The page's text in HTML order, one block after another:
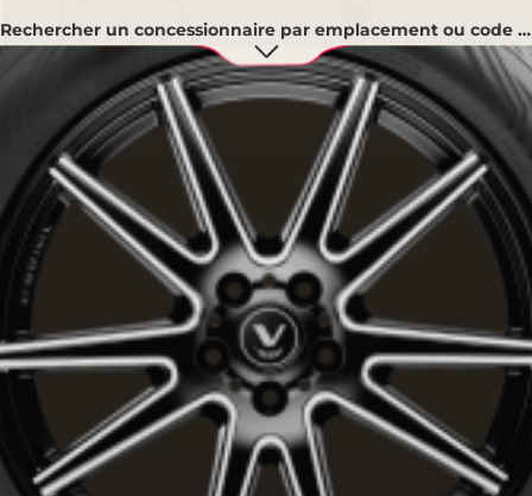
Rechercher un concessionnaire par emplacement ou code postal